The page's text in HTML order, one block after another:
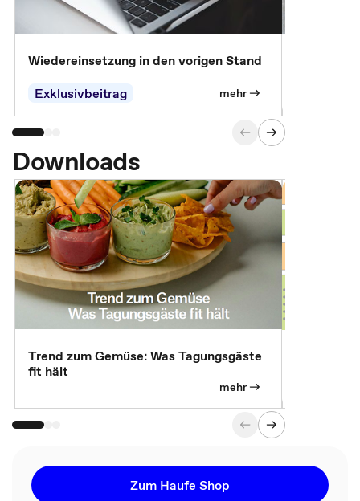
Wiedereinsetzung in den vorigen Stand
Exklusivbeitrag
mehr
Downloads
Trend zum Gemüse: Was Tagungsgäste
fit hält
mehr
Zum Haufe Shop